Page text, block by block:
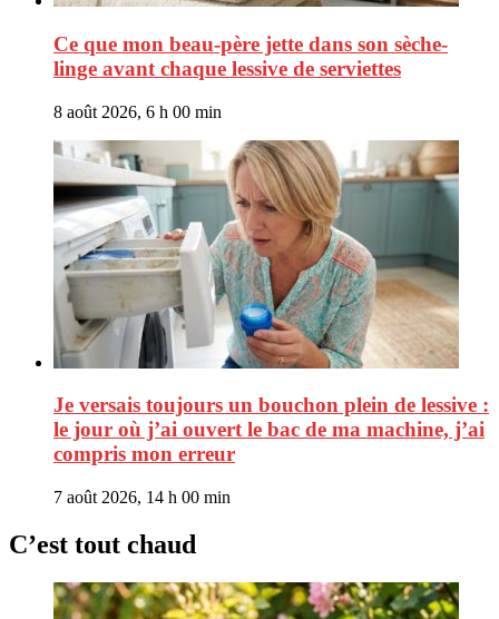
Ce que mon beau-père jette dans son sèche-
linge avant chaque lessive de serviettes
8 août 2026, 6 h 00 min
Je versais toujours un bouchon plein de lessive :
le jour où j’ai ouvert le bac de ma machine, j’ai
compris mon erreur
7 août 2026, 14 h 00 min
C’est tout chaud